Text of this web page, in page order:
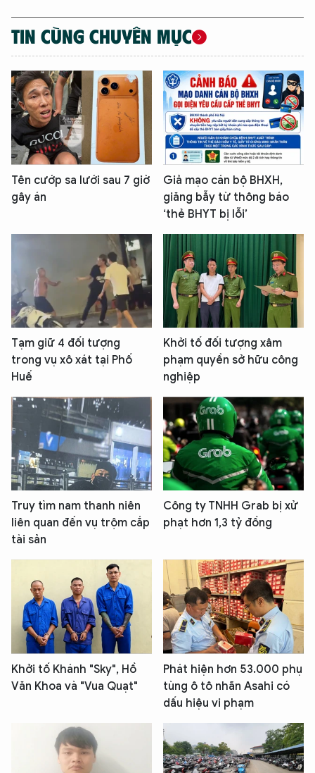
TIN CÙNG CHUYÊN MỤC
Tên cướp sa lưới sau 7 giờ
gây án
Giả mạo cán bộ BHXH,
giăng bẫy từ thông báo
‘thẻ BHYT bị lỗi’
Tạm giữ 4 đối tượng
trong vụ xô xát tại Phố
Huế
Khởi tố đối tượng xâm
phạm quyền sở hữu công
nghiệp
Truy tìm nam thanh niên
liên quan đến vụ trộm cắp
tài sản
Công ty TNHH Grab bị xử
phạt hơn 1,3 tỷ đồng
Khởi tố Khánh "Sky", Hồ
Văn Khoa và "Vua Quạt"
Phát hiện hơn 53.000 phụ
tùng ô tô nhãn Asahi có
dấu hiệu vi phạm